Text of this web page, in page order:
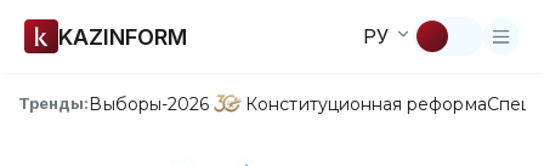
KAZINFORM РУ
Тренды:Выборы-2026 Конституционная реформа